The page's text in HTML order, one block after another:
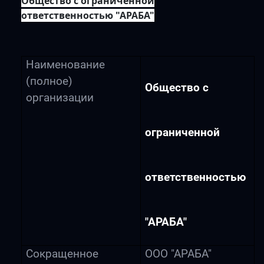
ответственностью "АРАБА"
Наименование
(полное)
организации
Общество с
ограниченной
ответственностью
"АРАБА"
Сокращенное ООО "АРАБА"